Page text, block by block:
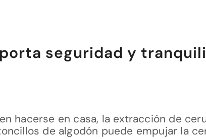
seguridad y
hacerse en casa, la extracción de
de algodón puede empujar la